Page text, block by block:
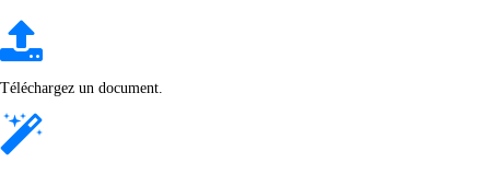
Téléchargez un document.